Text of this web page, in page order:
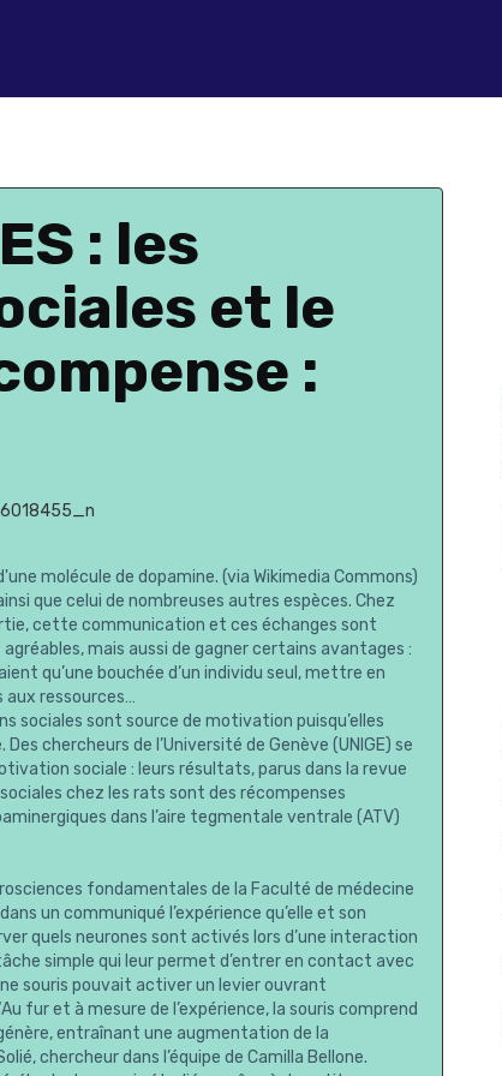
: les
et le
:
molécule de dopamine. (via Wikimedia Commons)
que celui de nombreuses autres espèces. Chez
cette communication et ces échanges sont
mais aussi de gagner certains avantages :
qu’une bouchée d’un individu seul, mettre en
aux ressources…
sociales sont source de motivation puisqu’elles
chercheurs de l’Université de Genève (UNIGE) se
sociale : leurs résultats, parus dans la revue
chez les rats sont des récompenses
dans l’aire tegmentale ventrale (ATV)
fondamentales de la Faculté de médecine
un communiqué l’expérience qu’elle et son
quels neurones sont activés lors d’une interaction
simple qui leur permet d’entrer en contact avec
souris pouvait activer un levier ouvrant
fur et à mesure de l’expérience, la souris comprend
entraînant une augmentation de la
chercheur dans l’équipe de Camilla Bellone.